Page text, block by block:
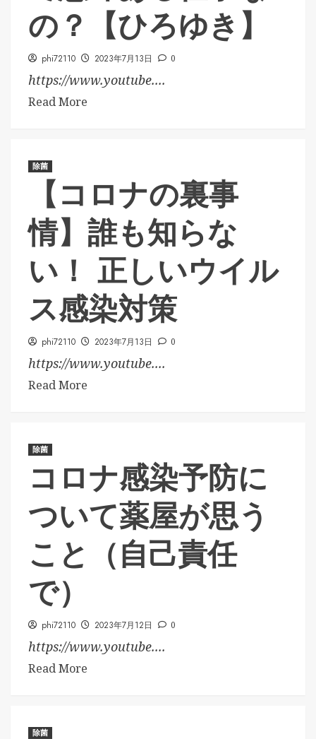
の？【ひろゆき】
phi72110 2023年7月13日 0
https://www.youtube....
Read More
除菌
【コロナの裏事
情】誰も知らな
い！ 正しいウイル
ス感染対策
phi72110 2023年7月13日 0
https://www.youtube....
Read More
除菌
コロナ感染予防に
ついて薬屋が思う
こと（自己責任
で）
phi72110 2023年7月12日 0
https://www.youtube....
Read More
除菌